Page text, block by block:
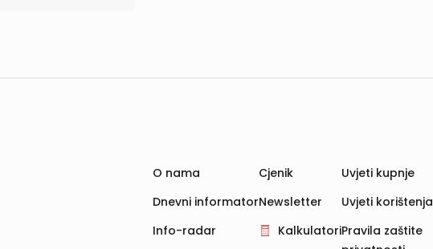
O nama
Dnevni informator
Info-radar
Cjenik
Newsletter
Kalkulatori
Uvjeti kupnje
Uvjeti korištenja
Pravila zaštite